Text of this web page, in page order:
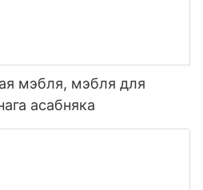
мэбля, мэбля для
асабняка